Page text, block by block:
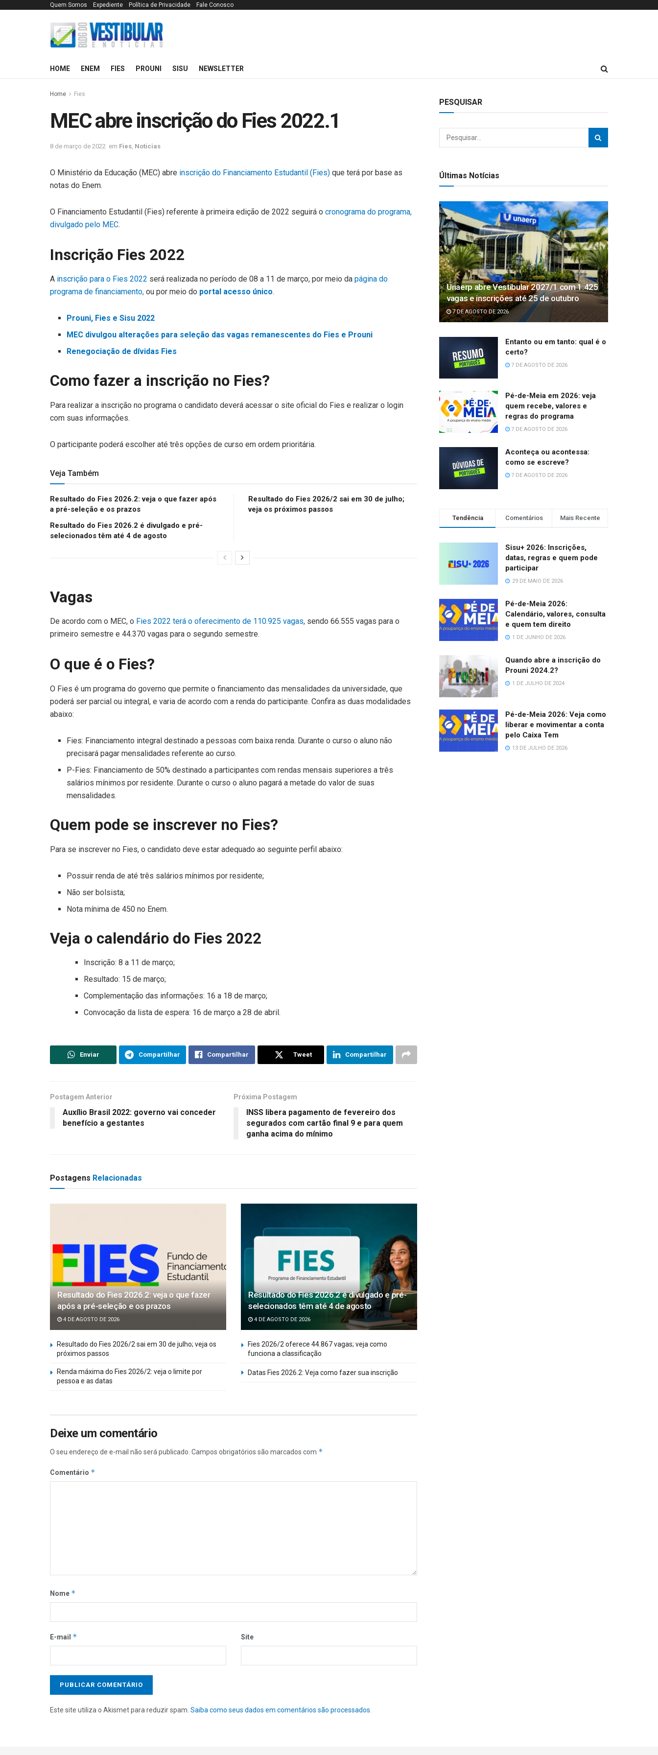
Quem Somos Expediente Política de Privacidade Fale Conosco
HOME ENEM FIES PROUNI SISU NEWSLETTER
Home Fies
MEC abre inscrição do Fies 2022.1
8 de março de 2022 em Fies Noticias
O Ministério da Educação (MEC) abre inscrição do Financiamento Estudantil (Fies) que terá por base as
notas do Enem.
O Financiamento Estudantil (Fies) referente à primeira edição de 2022 seguirá o cronograma do programa,
divulgado pelo MEC.
Inscrição Fies 2022
A inscrição para o Fies 2022 será realizada no período de 08 a 11 de março, por meio da página do
programa de financiamento, ou por meio do portal acesso único.
Prouni, Fies e Sisu 2022
MEC divulgou alterações para seleção das vagas remanescentes do Fies e Prouni
Renegociação de dívidas Fies
Como fazer a inscrição no Fies?
Para realizar a inscrição no programa o candidato deverá acessar o site oficial do Fies e realizar o login
com suas informações.
O participante poderá escolher até três opções de curso em ordem prioritária.
Veja Também
Resultado do Fies 2026.2: veja o que fazer após
a pré-seleção e os prazos
Resultado do Fies 2026.2 é divulgado e pré-
selecionados têm até 4 de agosto
Resultado do Fies 2026/2 sai em 30 de julho;
veja os próximos passos
Vagas
De acordo com o MEC, o Fies 2022 terá o oferecimento de 110.925 vagas, sendo 66.555 vagas para o
primeiro semestre e 44.370 vagas para o segundo semestre.
O que é o Fies?
O Fies é um programa do governo que permite o financiamento das mensalidades da universidade, que
poderá ser parcial ou integral, e varia de acordo com a renda do participante. Confira as duas modalidades
abaixo:
Fies: Financiamento integral destinado a pessoas com baixa renda. Durante o curso o aluno não
precisará pagar mensalidades referente ao curso.
P-Fies: Financiamento de 50% destinado a participantes com rendas mensais superiores a três
salários mínimos por residente. Durante o curso o aluno pagará a metade do valor de suas
mensalidades.
Quem pode se inscrever no Fies?
Para se inscrever no Fies, o candidato deve estar adequado ao seguinte perfil abaixo:
Possuir renda de até três salários mínimos por residente;
Não ser bolsista;
Nota mínima de 450 no Enem.
Veja o calendário do Fies 2022
Inscrição: 8 a 11 de março;
Resultado: 15 de março;
Complementação das informações: 16 a 18 de março;
Convocação da lista de espera: 16 de março a 28 de abril.
Enviar Compartilhar Compartilhar Tweet Compartilhar
Postagem Anterior
Auxílio Brasil 2022: governo vai conceder
benefício a gestantes
Próxima Postagem
INSS libera pagamento de fevereiro dos
segurados com cartão final 9 e para quem
ganha acima do mínimo
Postagens Relacionadas
Resultado do Fies 2026.2: veja o que fazer
após a pré-seleção e os prazos
4 DE AGOSTO DE 2026
Resultado do Fies 2026.2 é divulgado e pré-
selecionados têm até 4 de agosto
4 DE AGOSTO DE 2026
Resultado do Fies 2026/2 sai em 30 de julho; veja os
próximos passos
Fies 2026/2 oferece 44.867 vagas; veja como
funciona a classificação
Renda máxima do Fies 2026/2: veja o limite por
pessoa e as datas
Datas Fies 2026.2: Veja como fazer sua inscrição
Deixe um comentário
O seu endereço de e-mail não será publicado. Campos obrigatórios são marcados com *
Comentário *
Nome *
E-mail * Site
Este site utiliza o Akismet para reduzir spam. Saiba como seus dados em comentários são processados
PESQUISAR
Últimas Notícias
Unaerp abre Vestibular 2027/1 com 1.425
vagas e inscrições até 25 de outubro
7 DE AGOSTO DE 2026
Entanto ou em tanto: qual é o
certo?
7 DE AGOSTO DE 2026
Pé-de-Meia em 2026: veja
quem recebe, valores e
regras do programa
7 DE AGOSTO DE 2026
Aconteça ou acontessa:
como se escreve?
7 DE AGOSTO DE 2026
Tendência Comentários Mais Recente
Sisu+ 2026: Inscrições,
datas, regras e quem pode
participar
29 DE MAIO DE 2026
Pé-de-Meia 2026:
Calendário, valores, consulta
e quem tem direito
1 DE JUNHO DE 2026
Quando abre a inscrição do
Prouni 2024.2?
1 DE JULHO DE 2024
Pé-de-Meia 2026: Veja como
liberar e movimentar a conta
pelo Caixa Tem
13 DE JULHO DE 2026